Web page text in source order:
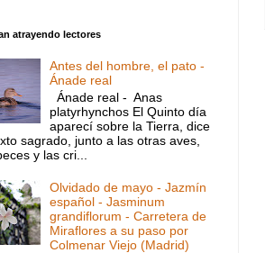
atrayendo lectores
Antes del hombre, el pato -
Ánade real
Ánade real - Anas
platyrhynchos El Quinto día
aparecí sobre la Tierra, dice
sagrado, junto a las otras aves,
y las cri...
Olvidado de mayo - Jazmín
español - Jasminum
grandiflorum - Carretera de
Miraflores a su paso por
Colmenar Viejo (Madrid)